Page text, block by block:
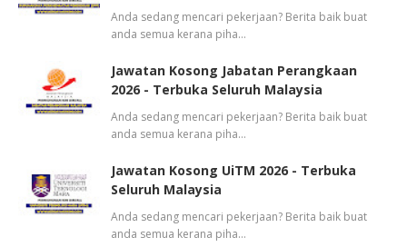
Anda sedang mencari pekerjaan? Berita baik buat
anda semua kerana piha…
Jawatan Kosong Jabatan Perangkaan
2026 - Terbuka Seluruh Malaysia
Anda sedang mencari pekerjaan? Berita baik buat
anda semua kerana piha…
Jawatan Kosong UiTM 2026 - Terbuka
Seluruh Malaysia
Anda sedang mencari pekerjaan? Berita baik buat
anda semua kerana piha…